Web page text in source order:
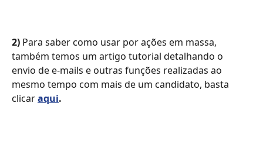
2) Para saber como usar por ações em massa,
também temos um artigo tutorial detalhando o
envio de e-mails e outras funções realizadas ao
mesmo tempo com mais de um candidato, basta
clicar aqui.